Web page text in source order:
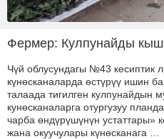
Фермер: Кулпунайды
Чүй облусундагы №43 кесиптик
күнөсканаларда өстүрүү ишин
талаада тигилген кулпунайдын
кунөсканаларга отургузуу
чарба өндүрүшүнүн устаттары»
жана окуучулары күнөсканага …